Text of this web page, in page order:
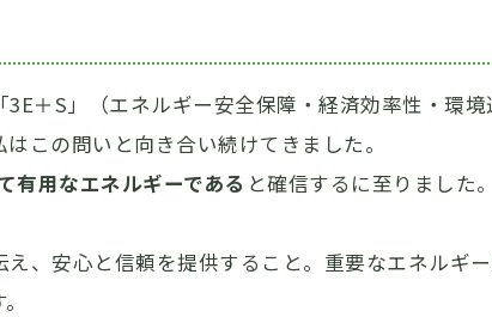
＋S」（エネルギー安全保障・経済効率性・環
この問いと向き合い続けてきました。
有用なエネルギーである と確信するに至りました
、安心と信頼を提供すること。重要なエネルギ